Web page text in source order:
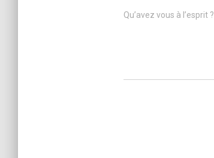
Qu’avez vous à l’esprit ?